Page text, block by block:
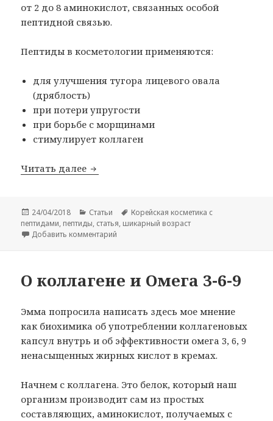
от 2 до 8 аминокислот, связанных особой
пептидной связью.
Пептиды в косметологии применяются:
для улучшения тугора лицевого овала
(дряблость)
при потери упругости
при борьбе с морщинами
стимулирует коллаген
Читать далее Корейская косметика с пептидами
Опубликовано
24/04/2018 Рубрики
Статьи Метки
Корейская косметика с
пептидами, пептиды, статья, шикарный возраст
Добавить комментарий
О коллагене и Омега 3-6-9
Эмма попросила написать здесь мое мнение
как биохимика об употреблении коллагеновых
капсул внутрь и об эффективности омега 3, 6, 9
ненасыщенных жирных кислот в кремах.
Начнем с коллагена. Это белок, который наш
организм производит сам из простых
составляющих, аминокислот, получаемых с